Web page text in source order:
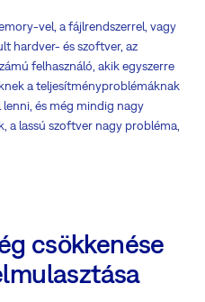
vel, a fájlrendszerrel, vagy
hardver- és szoftver, az
felhasználó, akik egyszerre
a teljesítményproblémáknak
és még mindig nagy
a lassú szoftver nagy probléma,
csökkenése